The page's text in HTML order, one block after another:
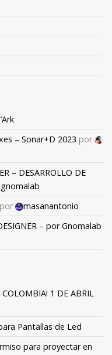
– Sonar+D 2023 por
– DESARROLLO DE
gnomalab
por
masanantonio
– por Gnomalab
1 DE ABRIL
Pantallas de Led
para proyectar en